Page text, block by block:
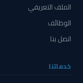
الملف التعريفي
الوظائف
اتصل بنا
خدماتنا